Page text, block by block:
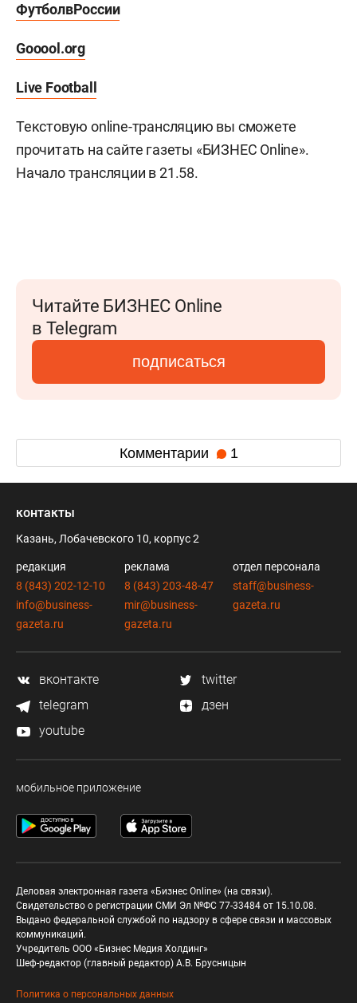
ФутболвРоссии
Gooool.org
Live Football
Текстовую online-трансляцию вы сможете
прочитать на сайте газеты «БИЗНЕС Online».
Начало трансляции в 21.58.
Читайте БИЗНЕС Online
в Telegram
подписаться
Комментарии 1
контакты
Казань, Лобачевского 10, корпус 2
редакция
8 (843) 202-12-10
info@business-
gazeta.ru
реклама
8 (843) 203-48-47
mir@business-
gazeta.ru
отдел персонала
staff@business-
gazeta.ru
вконтакте
twitter
telegram
дзен
youtube
мобильное приложение
Деловая электронная газета «Бизнес Online» (на связи).
Свидетельство о регистрации СМИ Эл №ФС 77-33484 от 15.10.08.
Выдано федеральной службой по надзору в сфере связи и массовых
коммуникаций.
Учредитель ООО «Бизнес Медия Холдинг»
Шеф-редактор (главный редактор) А.В. Брусницын
Политика о персональных данных